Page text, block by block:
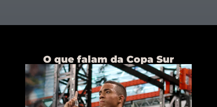
O que falam da Copa Sur